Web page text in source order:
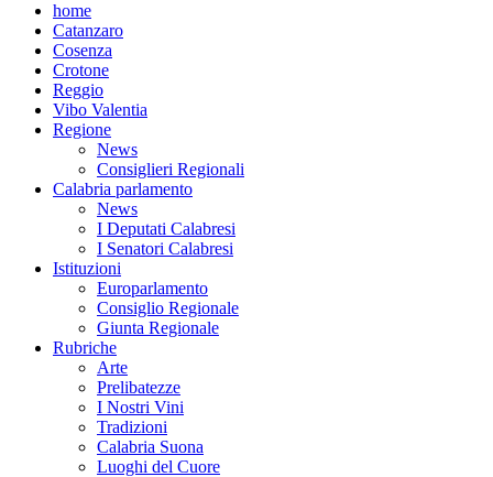
home
Catanzaro
Cosenza
Crotone
Reggio
Vibo Valentia
Regione
News
Consiglieri Regionali
Calabria parlamento
News
I Deputati Calabresi
I Senatori Calabresi
Istituzioni
Europarlamento
Consiglio Regionale
Giunta Regionale
Rubriche
Arte
Prelibatezze
I Nostri Vini
Tradizioni
Calabria Suona
Luoghi del Cuore